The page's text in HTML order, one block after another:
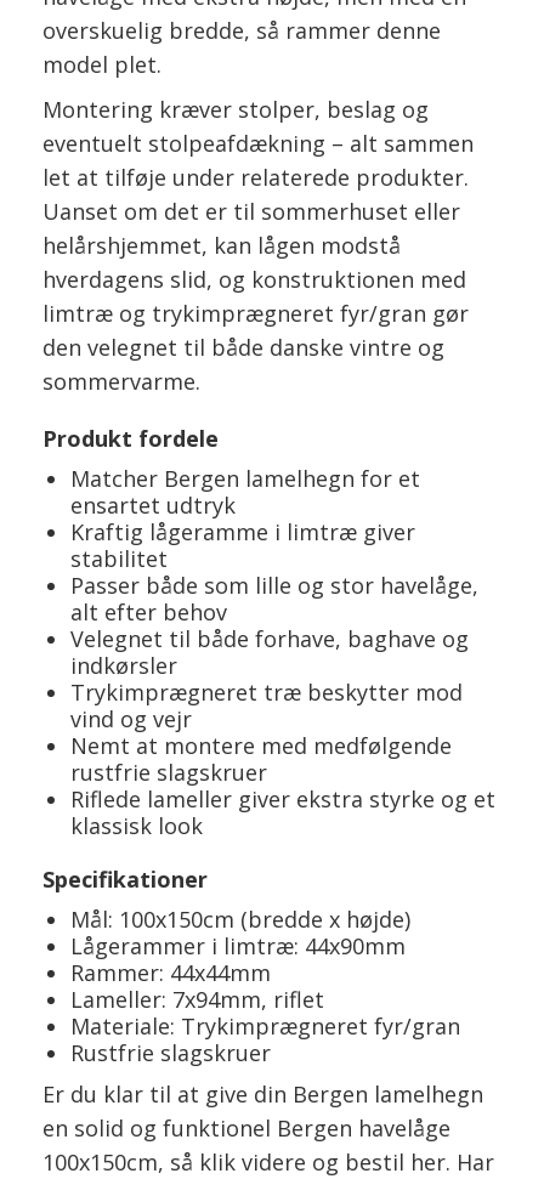
overskuelig bredde, så rammer denne
model plet.
Montering kræver stolper, beslag og
eventuelt stolpeafdækning – alt sammen
let at tilføje under relaterede produkter.
Uanset om det er til sommerhuset eller
helårshjemmet, kan lågen modstå
hverdagens slid, og konstruktionen med
limtræ og trykimprægneret fyr/gran gør
den velegnet til både danske vintre og
sommervarme.
Produkt fordele
Matcher Bergen lamelhegn for et
ensartet udtryk
Kraftig lågeramme i limtræ giver
stabilitet
Passer både som lille og stor havelåge,
alt efter behov
Velegnet til både forhave, baghave og
indkørsler
Trykimprægneret træ beskytter mod
vind og vejr
Nemt at montere med medfølgende
rustfrie slagskruer
Riflede lameller giver ekstra styrke og et
klassisk look
Specifikationer
Mål: 100x150cm (bredde x højde)
Lågerammer i limtræ: 44x90mm
Rammer: 44x44mm
Lameller: 7x94mm, riflet
Materiale: Trykimprægneret fyr/gran
Rustfrie slagskruer
Er du klar til at give din Bergen lamelhegn
en solid og funktionel Bergen havelåge
100x150cm, så klik videre og bestil her. Har